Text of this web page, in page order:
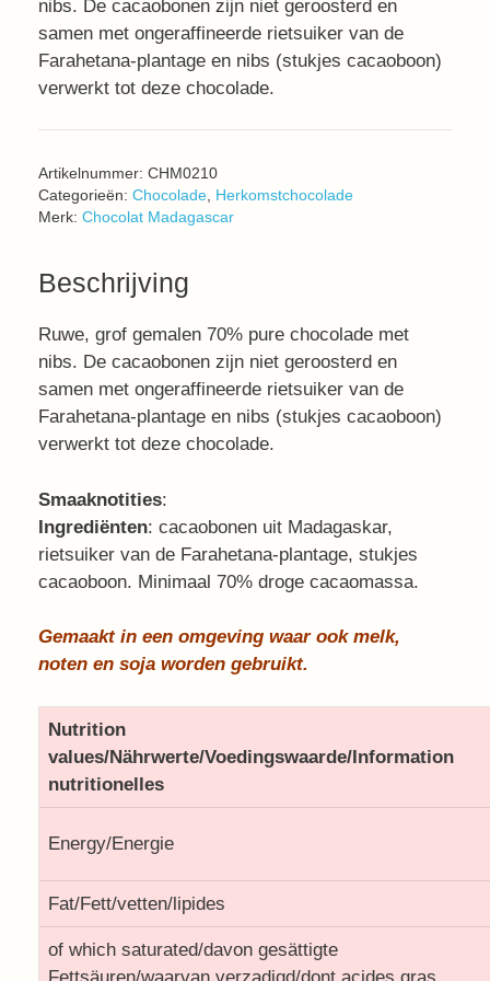
nibs. De cacaobonen zijn niet geroosterd en
samen met ongeraffineerde rietsuiker van de
Farahetana-plantage en nibs (stukjes cacaoboon)
verwerkt tot deze chocolade.
Artikelnummer: CHM0210
Categorieën: Chocolade, Herkomstchocolade
Merk: Chocolat Madagascar
Beschrijving
Ruwe, grof gemalen 70% pure chocolade met
nibs. De cacaobonen zijn niet geroosterd en
samen met ongeraffineerde rietsuiker van de
Farahetana-plantage en nibs (stukjes cacaoboon)
verwerkt tot deze chocolade.
Smaaknotities:
Ingrediënten: cacaobonen uit Madagaskar,
rietsuiker van de Farahetana-plantage, stukjes
cacaoboon. Minimaal 70% droge cacaomassa.
Gemaakt in een omgeving waar ook melk,
noten en soja worden gebruikt.
Nutrition
values/Nährwerte/Voedingswaarde/Information
nutritionelles
Energy/Energie
Fat/Fett/vetten/lipides
of which saturated/davon gesättigte
Fettsäuren/waarvan verzadigd/dont acides gras